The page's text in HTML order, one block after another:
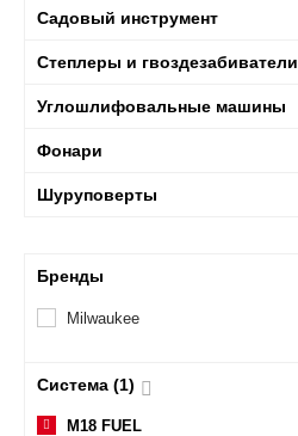
Садовый инструмент
Степлеры и гвоздезабиватели
Углошлифовальные машины
Фонари
Шуруповерты
Бренды
Milwaukee
Система (1)
М18 FUEL